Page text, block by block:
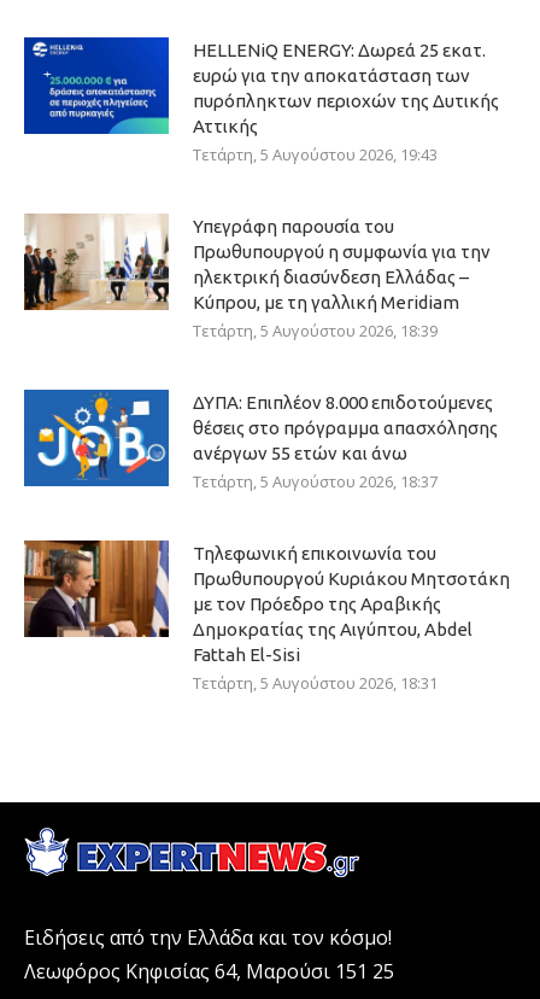
HELLENiQ ENERGY: Δωρεά 25 εκατ.
ευρώ για την αποκατάσταση των
πυρόπληκτων περιοχών της Δυτικής
Αττικής
Τετάρτη, 5 Αυγούστου 2026, 19:43
Υπεγράφη παρουσία του
Πρωθυπουργού η συμφωνία για την
ηλεκτρική διασύνδεση Ελλάδας –
Κύπρου, με τη γαλλική Meridiam
Τετάρτη, 5 Αυγούστου 2026, 18:39
ΔΥΠΑ: Επιπλέον 8.000 επιδοτούμενες
θέσεις στο πρόγραμμα απασχόλησης
ανέργων 55 ετών και άνω
Τετάρτη, 5 Αυγούστου 2026, 18:37
Τηλεφωνική επικοινωνία του
Πρωθυπουργού Κυριάκου Μητσοτάκη
με τον Πρόεδρο της Αραβικής
Δημοκρατίας της Αιγύπτου, Abdel
Fattah El-Sisi
Τετάρτη, 5 Αυγούστου 2026, 18:31
Ειδήσεις από την Ελλάδα και τον κόσμο!
Λεωφόρος Κηφισίας 64, Μαρούσι 151 25